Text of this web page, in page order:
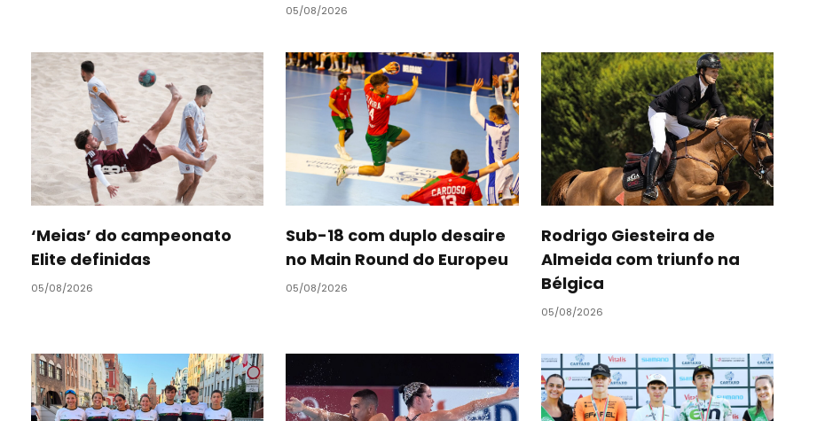
05/08/2026
‘Meias’ do campeonato
Elite definidas
05/08/2026
Sub-18 com duplo desaire
no Main Round do Europeu
05/08/2026
Rodrigo Giesteira de
Almeida com triunfo na
Bélgica
05/08/2026